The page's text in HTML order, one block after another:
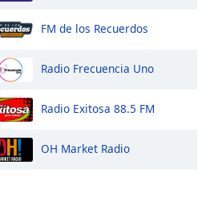
FM de los Recuerdos
Radio Frecuencia Uno
Radio Exitosa 88.5 FM
OH Market Radio